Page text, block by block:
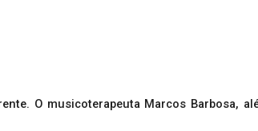
O musicoterapeuta Marcos Barbosa,